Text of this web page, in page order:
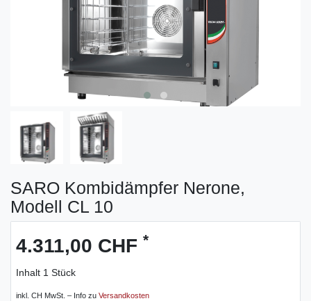
SARO Kombidämpfer Nerone,
Modell CL 10
4.311,00 CHF *
Inhalt 1 Stück
inkl. CH MwSt. – Info zu Versandkosten